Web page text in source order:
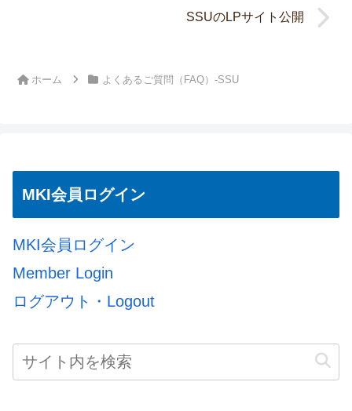
SSUのLPサイト公開
ホーム よくあるご質問（FAQ）-SSU
MKI会員ログイン
MKI会員ログイン
Member Login
ログアウト・Logout